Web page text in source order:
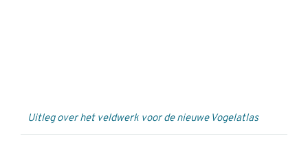
Uitleg over het veldwerk voor de nieuwe Vogelatlas